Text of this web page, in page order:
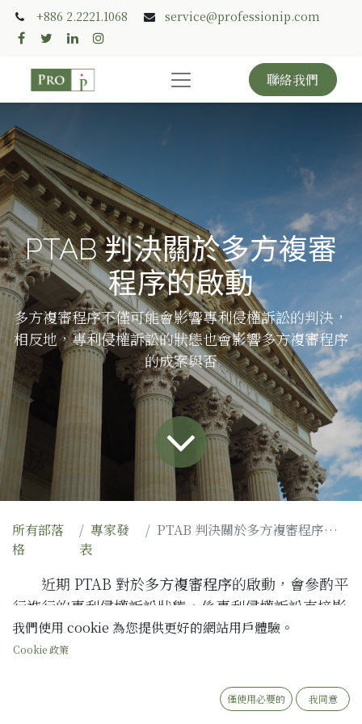
+886 2.2221.1068 service@professionip.com
聯絡我們
PTAB 判決關於多方複審
程序的啟動
多方複審程序不僅可能會影響專利侵權訴訟的判決，
相反地，專利侵權訴訟的狀態也會影響多方複審程序
的成案與否
所有部落
格
專家發
表
PTAB 判決關於多方複審程序的啟動
近期 PTAB 對於多方複審程序的啟動，會參酌平
行進行的專利侵權訴訟狀態，係專利侵權訴訟直接影
響多方複審程序。在Apple, Inc. v. Fintiv, Inc.
[1]多方複審程序申請案，遭到
我們使用 cookie 為您提供更好的網站用戶體驗。
Cookie 政策
僅使用必要的 我同意